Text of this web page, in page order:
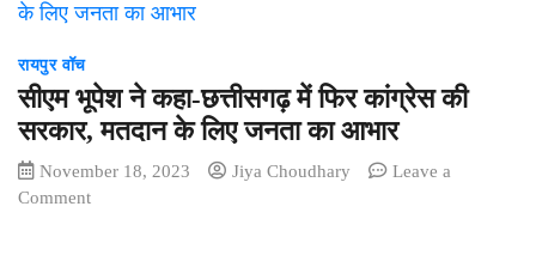
रायपुर वॉच
सीएम भूपेश ने कहा-छत्तीसगढ़ में फिर कांग्रेस की
सरकार, मतदान के लिए जनता का आभार
November 18, 2023 Jiya Choudhary
Leave a
Commenton